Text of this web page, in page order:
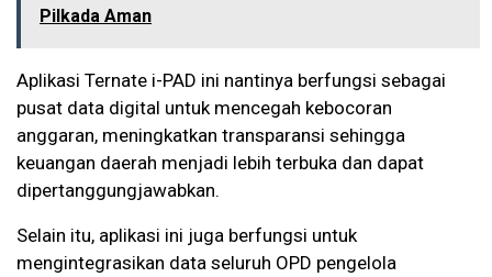
Pilkada Aman
Aplikasi Ternate i-PAD ini nantinya berfungsi sebagai
pusat data digital untuk mencegah kebocoran
anggaran, meningkatkan transparansi sehingga
keuangan daerah menjadi lebih terbuka dan dapat
dipertanggungjawabkan.
Selain itu, aplikasi ini juga berfungsi untuk
mengintegrasikan data seluruh OPD pengelola